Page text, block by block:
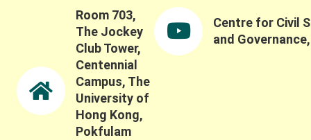
Room 703,
The Jockey
Club Tower,
Centennial
Campus, The
University of
Hong Kong,
Pokfulam
Centre for Civil
and